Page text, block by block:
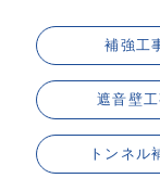
採用情報 補強工
遮音壁
トンネル